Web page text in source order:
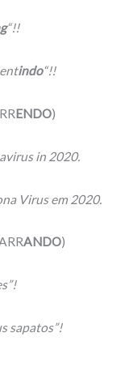
“!!
indo“!!
ENDO)
in 2020.
Virus em 2020.
ANDO)
sapatos”!